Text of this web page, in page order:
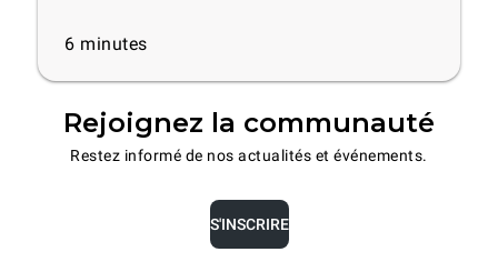
6 minutes
Rejoignez la communauté
Restez informé de nos actualités et événements.
S'INSCRIRE